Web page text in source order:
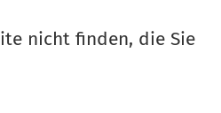
nicht finden, die Sie